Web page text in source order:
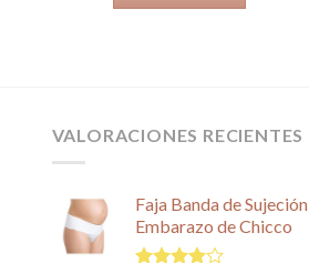
VALORACIONES RECIENTES
Faja Banda de Sujeción
Embarazo de Chicco